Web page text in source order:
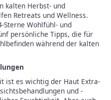
kalten Herbst- und
Retreats und Wellness.
Sterne Wohlfühl- und
persönliche Tipps, die für
während der kalten
ist es wichtig der Haut Extra-
und -